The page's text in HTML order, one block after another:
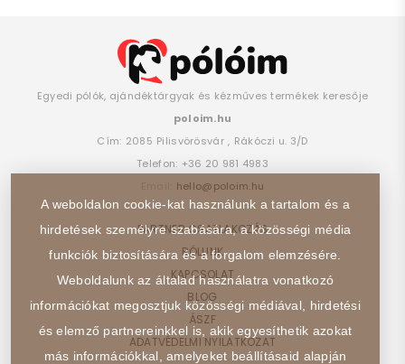
Egyedi pólók, ajándéktárgyak és kézműves termékek keresője
poloim.hu
Cím: 2085 Pilisvörösvár , Rákóczi u. 3/D
Telefon: +36 20 981 4983
hello@poloim.hu
PARTNER CSATLAKOZÁS
RÓLUNK
KAPCSOLAT
BLOG
ÁSZF
ADATVÉDELMI NYILATKOZAT
A weboldalon cookie-kat használunk a tartalom és a
hirdetések személyre szabására, a közösségi média
funkciók biztosítására és a forgalom elemzésére.
Weboldalunk az általad használatra vonatkozó
információkat megosztjuk közösségi médiával, hirdetési
és elemző partnereinkkel is, akik egyesíthetik azokat
más információkkal, amelyeket beállításaid alapján